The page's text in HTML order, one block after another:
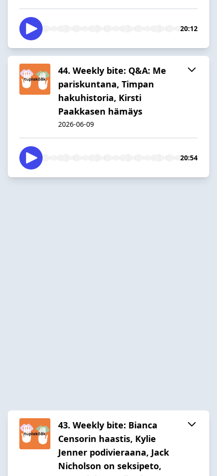
20:12
44. Weekly bite: Q&A: Me
pariskuntana, Timpan
hakuhistoria, Kirsti
Paakkasen hämäys
2026-06-09
20:54
43. Weekly bite: Bianca
Censorin haastis, Kylie
Jenner podivieraana, Jack
Nicholson on seksipeto,